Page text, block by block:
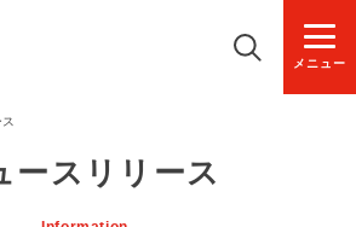
メニュー
ースリリース